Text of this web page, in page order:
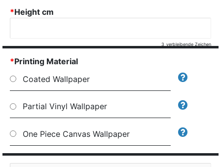
*Height cm
3 verbleibende Zeichen
*Printing Material
Coated Wallpaper
Partial Vinyl Wallpaper
One Piece Canvas Wallpaper